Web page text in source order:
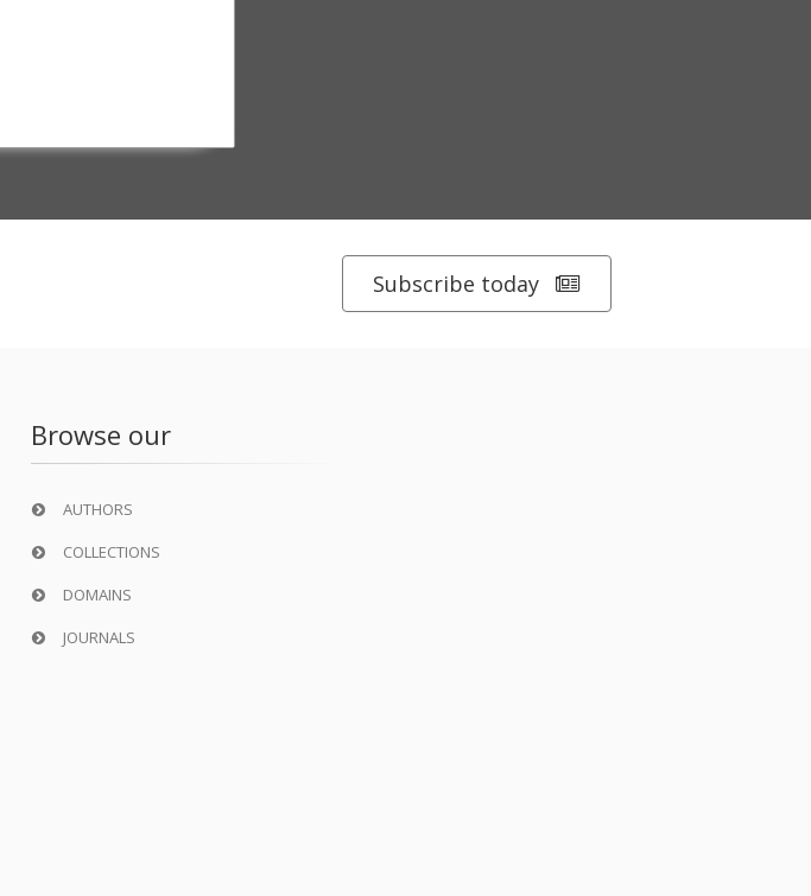
Subscribe today
Browse our
AUTHORS
COLLECTIONS
DOMAINS
JOURNALS